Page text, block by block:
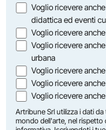
Opzioni
Voglio ricevere
didattica ed eventi
Voglio ricevere
Voglio ricevere
urbana
Voglio ricevere
Voglio ricevere
Voglio ricevere
Artribune Srl utilizza i dati
mondo dell'arte, nel rispetto